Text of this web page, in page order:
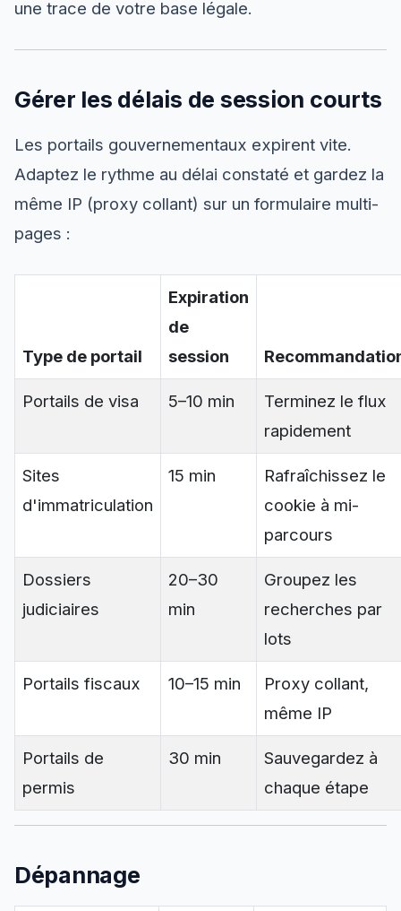
une trace de votre base légale.
Gérer les délais de session courts
Les portails gouvernementaux expirent vite.
Adaptez le rythme au délai constaté et gardez la
même IP (proxy collant) sur un formulaire multi-
pages :
Type de portail
Expiration
de
session
Portails de visa 5–10 min
Terminez le flux
rapidement
Sites
d'immatriculation
15 min
Rafraîchissez le
cookie à mi-
parcours
Dossiers
judiciaires
20–30
min
Groupez les
recherches par
lots
Portails fiscaux 10–15 min
Proxy collant,
même IP
Portails de
permis
30 min
Sauvegardez à
chaque étape
Dépannage